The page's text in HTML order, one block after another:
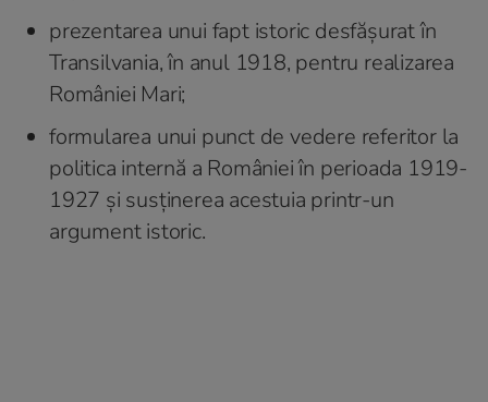
prezentarea unui fapt istoric desfășurat în
Transilvania, în anul 1918, pentru realizarea
României Mari;
formularea unui punct de vedere referitor la
politica internă a României în perioada 1919-
1927 şi susţinerea acestuia printr-un
argument istoric.